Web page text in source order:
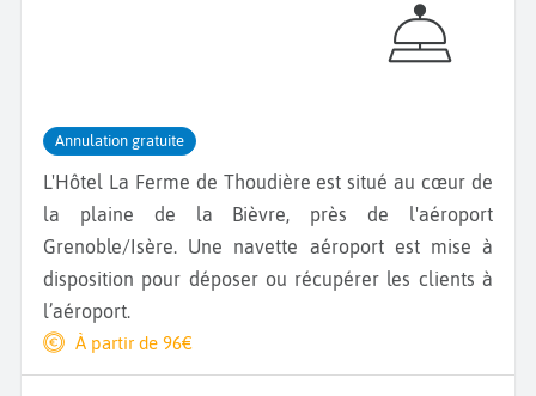
Annulation gratuite
L'Hôtel La Ferme de Thoudière est situé au cœur de
la plaine de la Bièvre, près de l'aéroport
Grenoble/Isère. Une navette aéroport est mise à
disposition pour déposer ou récupérer les clients à
l’aéroport.
À partir de 96€